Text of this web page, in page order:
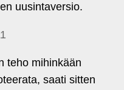
uusintaversio.
teho mihinkään
saati sitten